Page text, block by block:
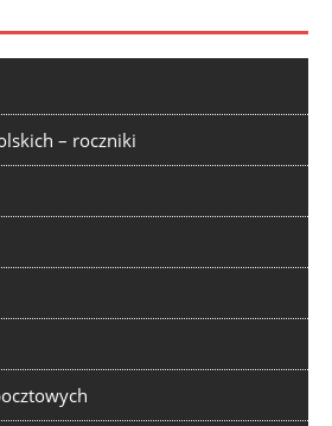
– roczniki